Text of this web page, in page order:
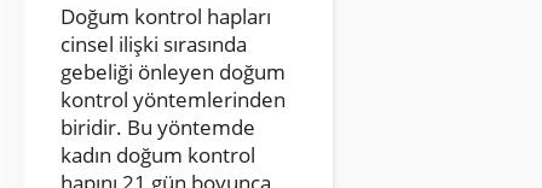
Doğum kontrol hapları
cinsel ilişki sırasında
gebeliği önleyen doğum
kontrol yöntemlerinden
biridir. Bu yöntemde
kadın doğum kontrol